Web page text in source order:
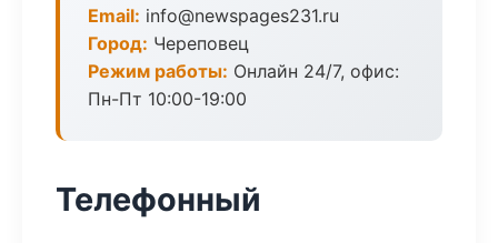
Email: info@newspages231.ru
Город: Череповец
Режим работы: Онлайн 24/7, офис:
Пн-Пт 10:00-19:00
Телефонный